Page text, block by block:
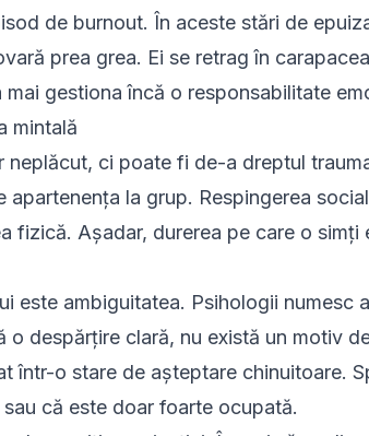
de burnout. În aceste stări de
prea grea. Ei se retrag în
gestiona încă o responsabilitate
mintală
ci poate fi de-a dreptul
la grup. Respingerea
fizică. Așadar, durerea pe care o simți
este ambiguitatea. Psihologii numesc
despărțire clară, nu există un motiv
într-o stare de așteptare chinuitoare.
că este doar foarte ocupată.